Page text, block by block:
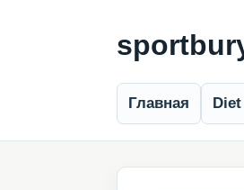
Главная Diet